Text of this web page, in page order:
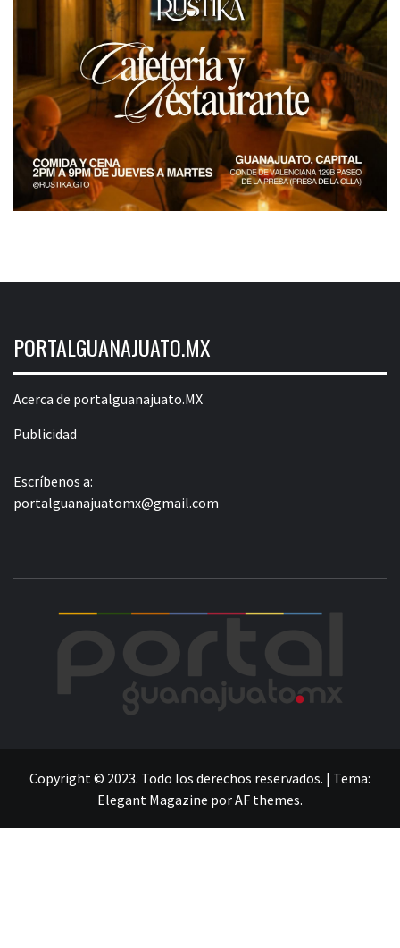
PORTALGUANAJUATO.MX
Acerca de portalguanajuato.MX
Publicidad
Escríbenos a:
portalguanajuatomx@gmail.com
Copyright © 2023. Todo los derechos reservados. | Tema:
Elegant Magazine porAF themes.